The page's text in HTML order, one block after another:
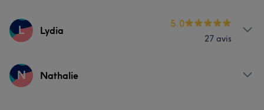
Prestations
L Lydia
5.0
27 avis
Prestations
N Nathalie